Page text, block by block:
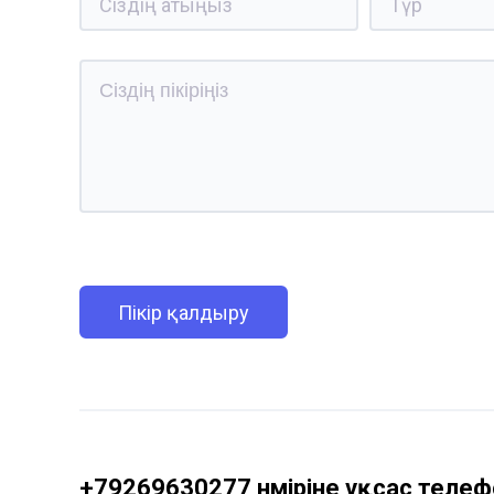
Пікір қалдыру
+79269630277 нөміріне ұқсас